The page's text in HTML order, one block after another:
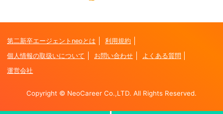
第二新卒エージェントneoとは
利用規約
個人情報の取扱いについて
お問い合わせ
よくある質問
運営会社
Copyright © NeoCareer Co.,LTD. All Rights Reserved.